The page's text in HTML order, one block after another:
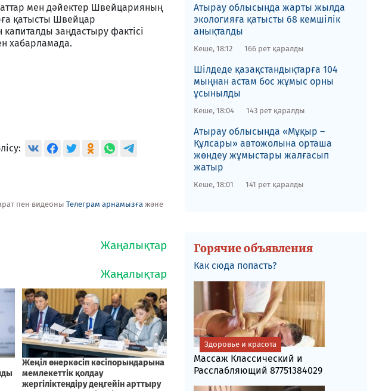
мен дәйектер Швейцарияның
қатысты Швейцар
заңдастыру фактісі
хабарламада.
пен видеоны Телеграм арнамызға және
​Атырау облысында жарты жылда
экологияға қатысты 68 кемшілік
анықталды
Кеше, 18:12 166 рет қаралды
​Шілдеде қазақстандықтарға 104
мыңнан астам бос жұмыс орны
ұсынылды
Кеше, 18:04 143 рет қаралды
​Атырау облысында «Мұқыр –
Құлсары» автожолына орташа
жөндеу жұмыстары жалғасып
жатыр
Кеше, 18:01 141 рет қаралды
Горячие объявления
Как сюда попасть?
Массаж Классический и
Расслабляющий 87751384029
Здоровье и красота